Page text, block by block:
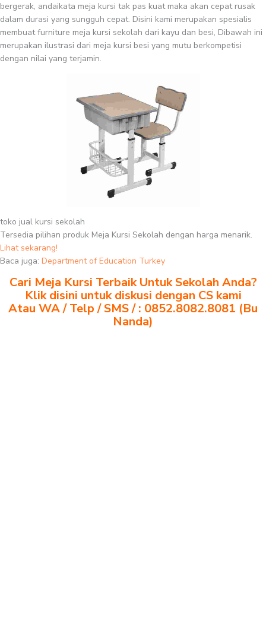
bergerak, andaikata meja kursi tak pas kuat maka akan cepat rusak
dalam durasi yang sungguh cepat. Disini kami merupakan spesialis
membuat furniture meja kursi sekolah dari kayu dan besi, Dibawah ini
merupakan ilustrasi dari meja kursi besi yang mutu berkompetisi
dengan nilai yang terjamin.
toko jual kursi sekolah
Tersedia pilihan produk Meja Kursi Sekolah dengan harga menarik.
Lihat sekarang!
Baca juga: Department of Education Turkey
Cari Meja Kursi Terbaik Untuk Sekolah Anda?
Klik disini untuk diskusi dengan CS kami
Atau WA / Telp / SMS / : 0852.8082.8081 (Bu
Nanda)